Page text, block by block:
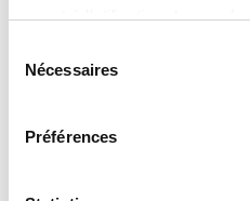
quant à l'utilisation de vos
tout moment en consultant la
cookies ou en cliquant sur
Si vous le permettez, nous
Nécessaires
Préférences